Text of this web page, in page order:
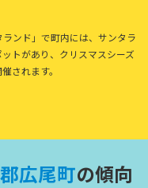
ンド」で町内には、サンタラ
トがあり、クリスマスシーズ
されます。
郡広尾町の傾向